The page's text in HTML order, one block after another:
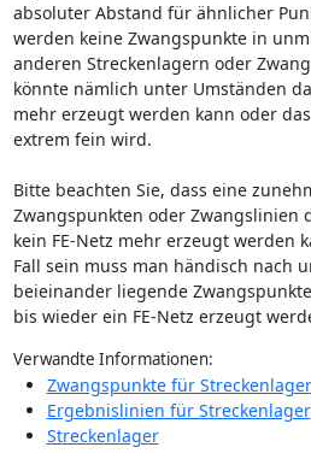
absoluter Abstand für ähnlicher
werden keine Zwangspunkte in
anderen Streckenlagern oder
könnte nämlich unter Umständen
mehr erzeugt werden kann oder
extrem fein wird.
Bitte beachten Sie, dass eine
Zwangspunkten oder Zwangslinien
kein FE-Netz mehr erzeugt werden
Fall sein muss man händisch nach
beieinander liegende
bis wieder ein FE-Netz erzeugt
Verwandte Informationen:
Zwangspunkte für
Ergebnislinien für Streckenlager
Streckenlager